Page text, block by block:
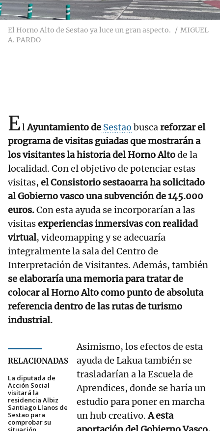
El Horno Alto de Sestao ya luce un gran aspecto.
MIGUEL
A. PARDO
ElAyuntamiento de Sestao buscareforzar el
programa de visitas guiadas que mostrarán a
los visitantes la historia del Horno Altode la
localidad. Con el objetivo de potenciar estas
visitas, el Consistorio sestaoarra ha solicitado
al Gobierno vasco una subvención de 145.000
euros.Con esta ayuda se incorporarían a las
visitasexperiencias inmersivas con realidad
virtual, videomapping y se adecuaría
integralmente la sala del Centro de
Interpretación de Visitantes. Además, también
se elaboraría una memoria para tratar de
colocar al Horno Alto como punto de absoluta
referencia dentro de las rutas de turismo
industrial.
RELACIONADAS
La diputada de
Acción Social
visitará la
residencia Albiz
Santiago Llanos de
Sestao para
comprobar su
Asimismo, los efectos de esta
ayuda de Lakua también se
trasladarían a la Escuela de
Aprendices, donde se haría un
estudio para poner en marcha
un hub creativo.A esta